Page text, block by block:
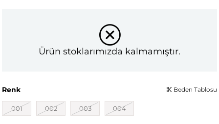
Ürün stoklarımızda kalmamıştır.
Renk
001 002 003 004
Beden Tablosu